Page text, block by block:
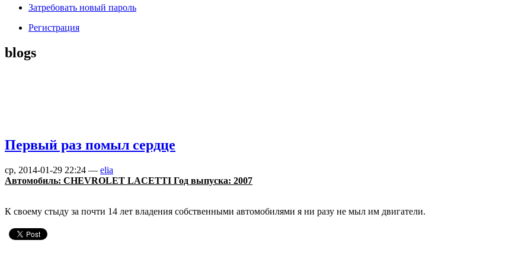
Затребовать новый пароль
Регистрация
blogs
Первый раз помыл сердце
ср, 2014-01-29 22:24 — elia
Автомобиль: CHEVROLET LACETTI Год выпуска: 2007
К своему стыду за почти 14 лет владения собственными автомобилями я ни разу не мыл им двигатели.